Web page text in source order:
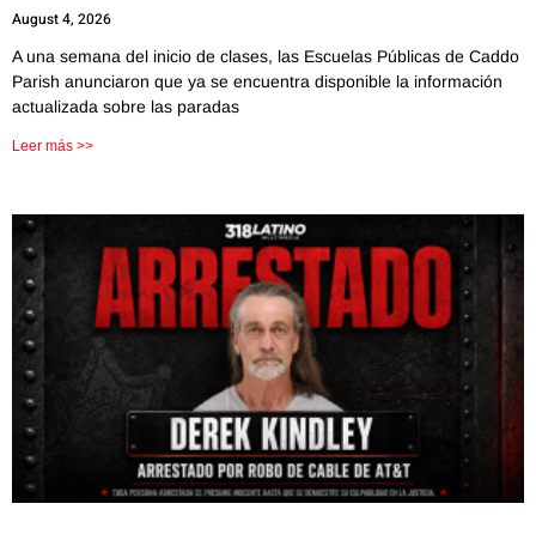
August 4, 2026
A una semana del inicio de clases, las Escuelas Públicas de Caddo
Parish anunciaron que ya se encuentra disponible la información
actualizada sobre las paradas
Leer más >>